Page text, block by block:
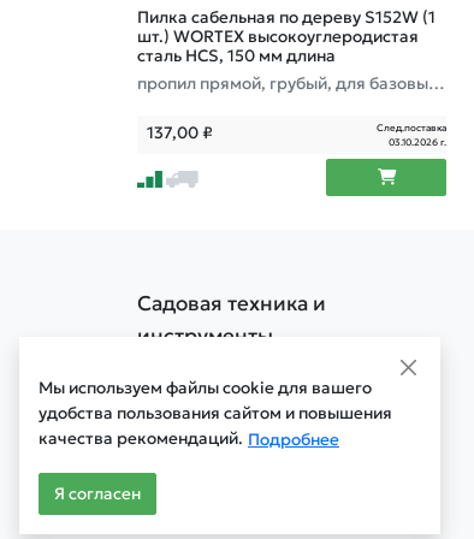
Пилка сабельная по дереву S152W (1
шт.) WORTEX высокоуглеродистая
сталь HCS, 150 мм длина
пропил прямой, грубый, для базовых
137,00₽
След.поставка
03.10.2026 г.
Мы используем файлы cookie для вашего
удобства пользования сайтом и повышения
качества рекомендаций. Подробнее
Я согласен
Садовая техника и
инструменты
Политика обработки cookie
Мобильная версия сайта
Старая версия сайта
© 1996 - 2026